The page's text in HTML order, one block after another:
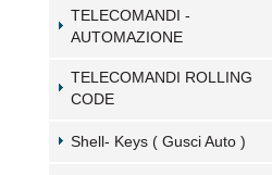
TELECOMANDI -
AUTOMAZIONE
TELECOMANDI ROLLING
CODE
Shell- Keys ( Gusci Auto )